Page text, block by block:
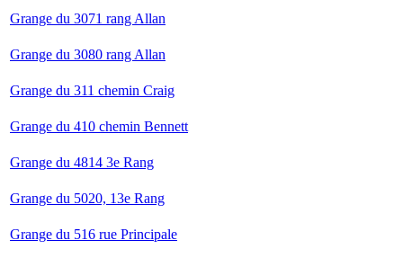
Grange du 3071 rang Allan
Grange du 3080 rang Allan
Grange du 311 chemin Craig
Grange du 410 chemin Bennett
Grange du 4814 3e Rang
Grange du 5020, 13e Rang
Grange du 516 rue Principale